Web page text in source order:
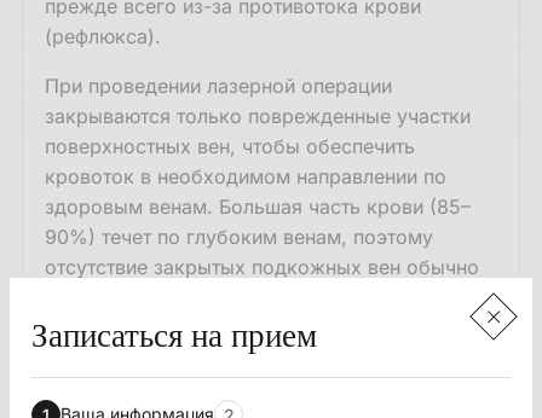
прежде всего из-за противотока крови
(рефлюкса).
При проведении лазерной операции
закрываются только поврежденные участки
поверхностных вен, чтобы обеспечить
кровоток в необходимом направлении по
здоровым венам. Большая часть крови (85–
90%) течет по глубоким венам, поэтому
отсутствие закрытых подкожных вен обычно
кровообращения.
В Клинике доктора Мауриньша все врачи
придерживаются единых принципов. Всем
Записаться на прием